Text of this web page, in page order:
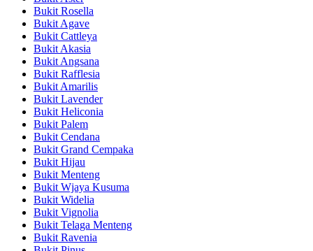
Bukit Rosella
Bukit Agave
Bukit Cattleya
Bukit Akasia
Bukit Angsana
Bukit Rafflesia
Bukit Amarilis
Bukit Lavender
Bukit Heliconia
Bukit Palem
Bukit Cendana
Bukit Grand Cempaka
Bukit Hijau
Bukit Menteng
Bukit Wjaya Kusuma
Bukit Widelia
Bukit Vignolia
Bukit Telaga Menteng
Bukit Ravenia